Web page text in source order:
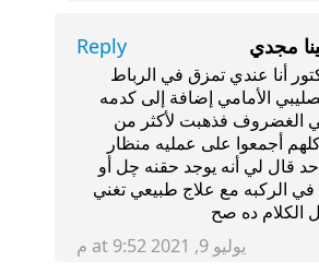
مجدي Reply
أنا عندي تمزق في الرباط
الأمامي إضافة إلى كدمه
الغضروف فذهبت لأكثر من
أجمعوا على عمليه منظار
قال لي أنه يوجد حقنه چل أو
في الركبه مع علاج طبيعي تغني
الكلام ده صح
يوليو 9, 2021 at 9:52 م